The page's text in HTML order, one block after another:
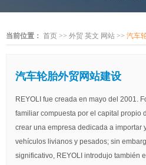
当前位置： 首页 >> 外贸 英文 网站 >> 汽车
汽车轮胎外贸网站建设
REYOLI fue creada en mayo del 2001.
familiar compuesta por el capital propio
crear una empresa dedicada a importar
vehículos livianos y pesados; sin
significativo, REYOLI introdujo también